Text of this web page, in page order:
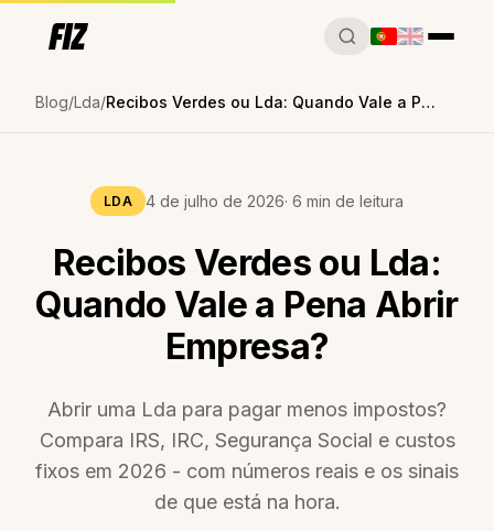
Blog Lda Recibos Verdes ou Lda: Quando Vale a Pena Abrir Empresa?
LDA 4 de julho de 2026· 6 min de leitura
Recibos Verdes ou Lda:
Quando Vale a Pena Abrir
Empresa?
Abrir uma Lda para pagar menos impostos?
Compara IRS, IRC, Segurança Social e custos
fixos em 2026 - com números reais e os sinais
de que está na hora.